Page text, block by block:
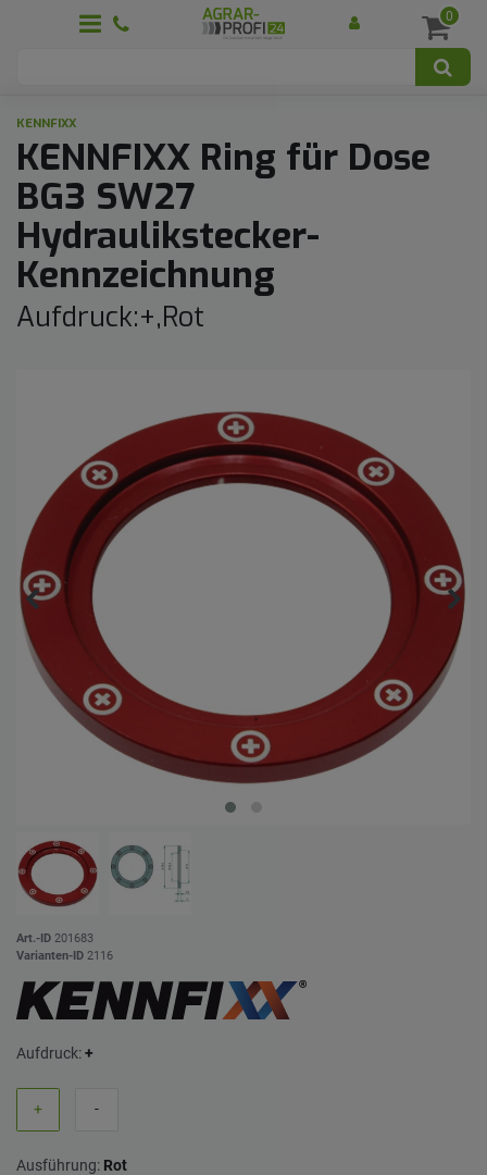
0
KENNFIXX
KENNFIXX Ring für Dose
BG3 SW27
Hydraulikstecker-
Kennzeichnung
Aufdruck:+,Rot
Art.-ID 201683
Varianten-ID 2116
Aufdruck:+
+ -
Ausführung: Rot